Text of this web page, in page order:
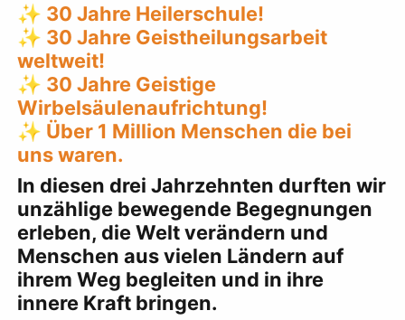
✨ 30 Jahre Heilerschule!
✨ 30 Jahre Geistheilungsarbeit
weltweit!
✨ 30 Jahre Geistige
Wirbelsäulenaufrichtung!
✨ Über 1 Million Menschen die bei
uns waren.
In diesen drei Jahrzehnten durften wir
unzählige bewegende Begegnungen
erleben, die Welt verändern und
Menschen aus vielen Ländern auf
ihrem Weg begleiten und in ihre
innere Kraft bringen.